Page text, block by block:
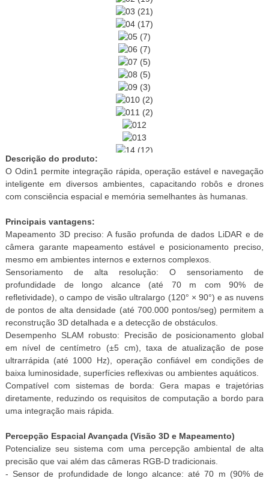
Descrição do produto:
O Odin1 permite integração rápida, operação estável e navegação
inteligente em diversos ambientes, capacitando robôs e drones
com consciência espacial e memória semelhantes às humanas.
Principais vantagens:
Mapeamento 3D preciso: A fusão profunda de dados LiDAR e de
câmera garante mapeamento estável e posicionamento preciso,
mesmo em ambientes internos e externos complexos.
Sensoriamento de alta resolução: O sensoriamento de
profundidade de longo alcance (até 70 m com 90% de
refletividade), o campo de visão ultralargo (120° × 90°) e as nuvens
de pontos de alta densidade (até 700.000 pontos/seg) permitem a
reconstrução 3D detalhada e a detecção de obstáculos.
Desempenho SLAM robusto: Precisão de posicionamento global
em nível de centímetro (±5 cm), taxa de atualização de pose
ultrarrápida (até 1000 Hz), operação confiável em condições de
baixa luminosidade, superfícies reflexivas ou ambientes aquáticos.
Compatível com sistemas de borda: Gera mapas e trajetórias
diretamente, reduzindo os requisitos de computação a bordo para
uma integração mais rápida.
Percepção Espacial Avançada (Visão 3D e Mapeamento)
Potencialize seu sistema com uma percepção ambiental de alta
precisão que vai além das câmeras RGB-D tradicionais.
- Sensor de profundidade de longo alcance: até 70 m (90% de